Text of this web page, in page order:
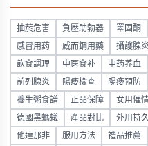
抽菸危害 負壓助勃器 睪固酮
感冒用药 威而鋼用藥 攝護腺炎
飲食調理 中医食补 中药养血
前列腺炎 陽痿檢查 陽痿預防
養生粥食譜 正品保障 女用催
德國黑螞蟻 產品對比 外用持
他達那非 服用方法 禮品推薦